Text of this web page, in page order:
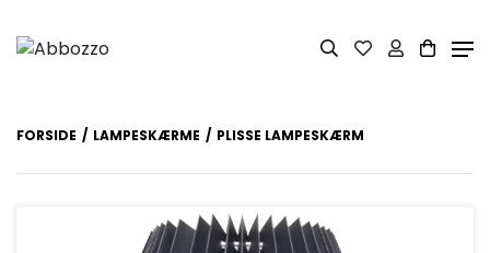
FORSIDE LAMPESKÆRME PLISSE LAMPESKÆRM